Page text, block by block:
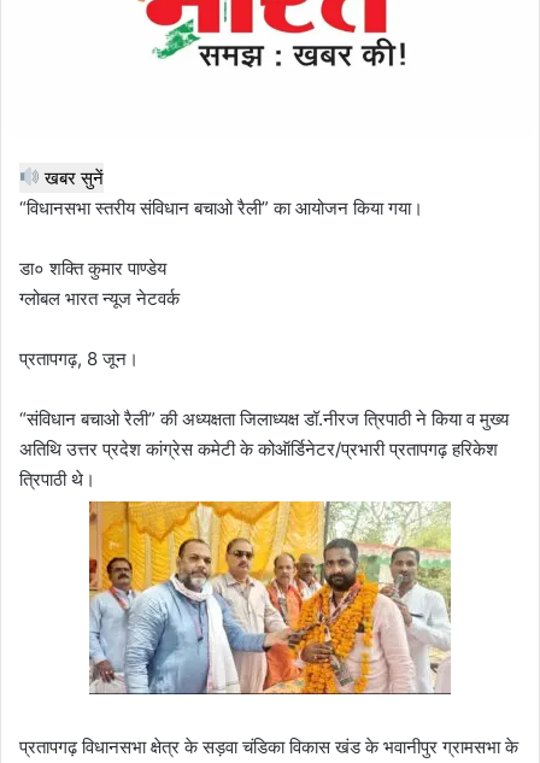
खबर सुनें
“विधानसभा स्तरीय संविधान बचाओ रैली” का आयोजन किया गया।
डा० शक्ति कुमार पाण्डेय
ग्लोबल भारत न्यूज नेटवर्क
प्रतापगढ़, 8 जून।
“संविधान बचाओ रैली” की अध्यक्षता जिलाध्यक्ष डॉ.नीरज त्रिपाठी ने किया व मुख्य
अतिथि उत्तर प्रदेश कांग्रेस कमेटी के कोऑर्डिनेटर/प्रभारी प्रतापगढ़ हरिकेश
त्रिपाठी थे।
प्रतापगढ़ विधानसभा क्षेत्र के सड़वा चंडिका विकास खंड के भवानीपुर ग्रामसभा के